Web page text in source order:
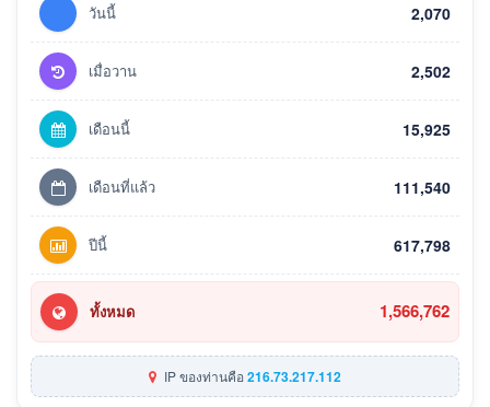
วันนี้ 2,070
เมื่อวาน 2,502
เดือนนี้ 15,925
เดือนที่แล้ว 111,540
ปีนี้ 617,798
ทั้งหมด 1,566,762
IP ของท่านคือ216.73.217.112